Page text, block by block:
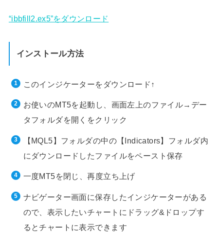
“ibbfill2.ex5”をダウンロード
インストール方法
このインジケーターをダウンロード↑
お使いのMT5を起動し、画面左上のファイル→デー
タフォルダを開くをクリック
【MQL5】フォルダの中の【Indicators】フォルダ内
にダウンロードしたファイルをペースト保存
一度MT5を閉じ、再度立ち上げ
ナビゲーター画面に保存したインジケーターがある
ので、表示したいチャートにドラッグ&ドロップす
るとチャートに表示できます